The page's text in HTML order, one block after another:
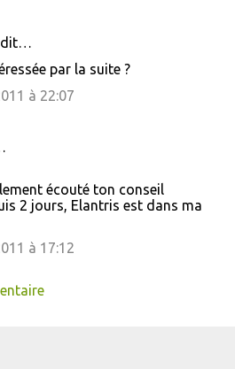
dit…
par la suite ?
à 22:07
écouté ton conseil
2 jours, Elantris est dans ma
à 17:12